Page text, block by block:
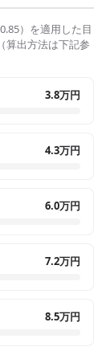
0.85）を適用した目
算出方法は下記参
3.8万円
4.3万円
6.0万円
7.2万円
8.5万円